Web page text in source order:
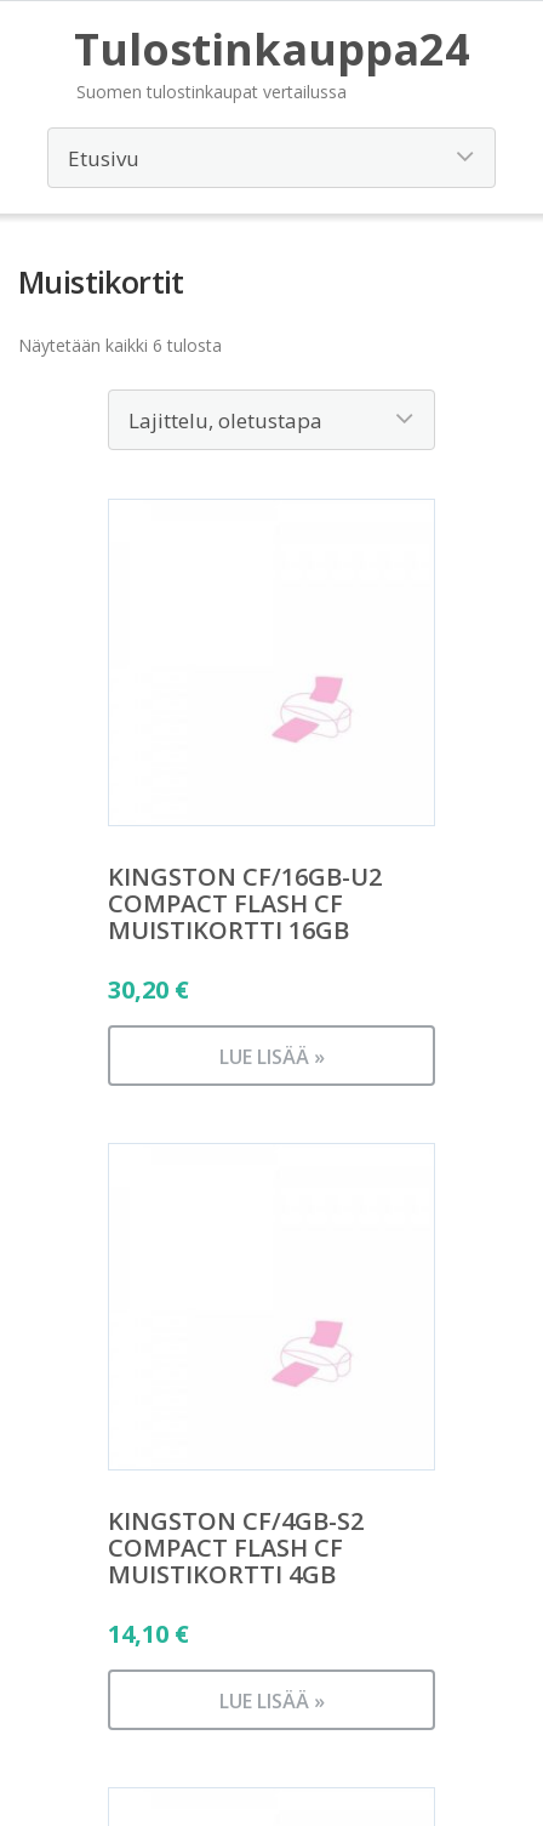
Tulostinkauppa24
Suomen tulostinkaupat vertailussa
Muistikortit
Näytetään kaikki 6 tulosta
KINGSTON CF/16GB-U2
COMPACT FLASH CF
MUISTIKORTTI 16GB
30,20 €
LUE LISÄÄ »
KINGSTON CF/4GB-S2
COMPACT FLASH CF
MUISTIKORTTI 4GB
14,10 €
LUE LISÄÄ »